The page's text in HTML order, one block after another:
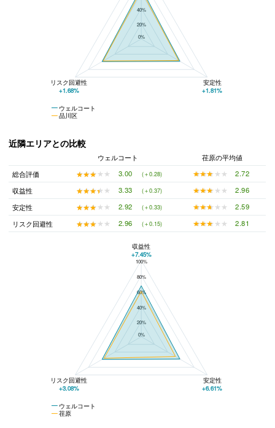
40%
20%
0%
ウェルコート
品川区
リスク回避性
+1.68%
安定性
+1.81%
近隣エリアとの比較
ウェルコート
荏原の平均値
総合評価
★★★★★
★★★★★ 3.00 (＋0.28) ★★★★★
★★★★★
2.72
収益性
★★★★★
★★★★★ 3.33 (＋0.37) ★★★★★
★★★★★
2.96
安定性
★★★★★
★★★★★ 2.92 (＋0.33) ★★★★★
★★★★★
2.59
リスク回避性
★★★★★
★★★★★ 2.96 (＋0.15) ★★★★★
★★★★★ 2.81
ウェルコートと荏原の平均値の総合評価の比較
100%
80%
60%
40%
20%
0%
ウェルコート
荏原
収益性
+7.45%
リスク回避性
+3.08%
安定性
+6.61%